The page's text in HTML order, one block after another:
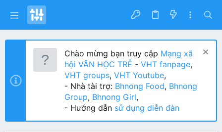
Chào mừng bạn truy cập Mạng xã
hội VĂN HỌC TRẺ - VHT fanpage,
VHT groups, VHT Youtube,
- Nhà tài trợ: Bhnong Food, Bhnong
Group, Bhnong Girl,
- Hướng dẫn sử dụng diễn đàn